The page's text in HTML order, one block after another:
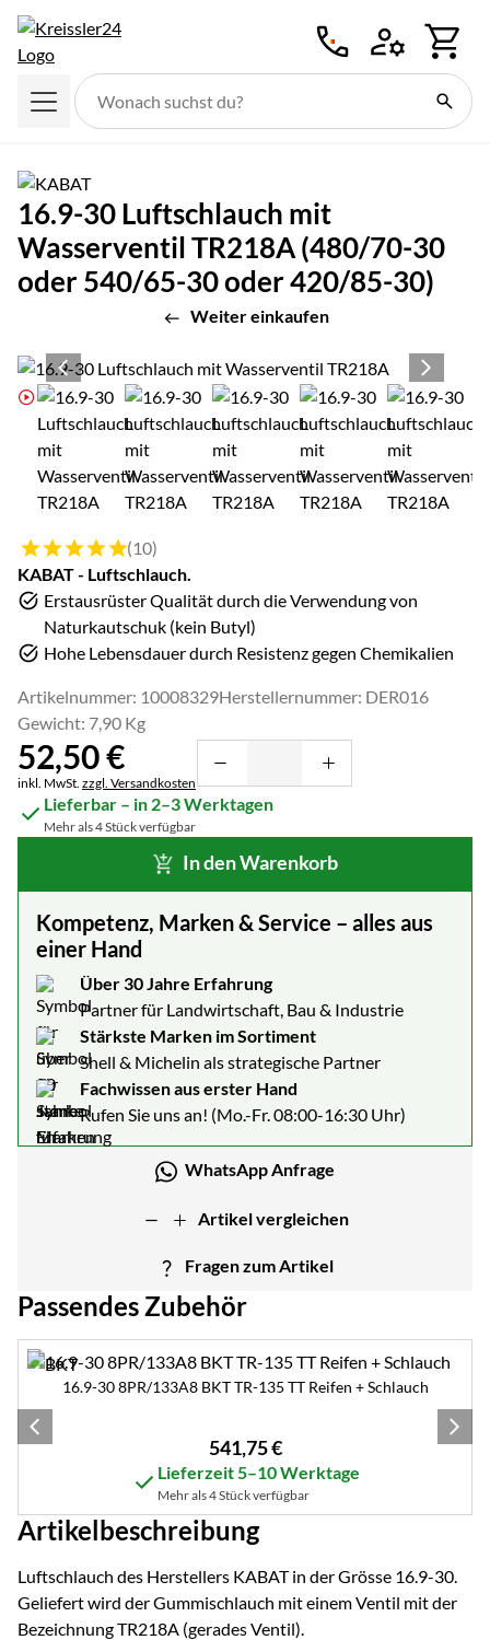
16.9-30 Luftschlauch mit
Wasserventil TR218A (480/70-30
oder 540/65-30 oder 420/85-30)
Weiter einkaufen
Produktgalerie
Zur Kaufbox springen
Bewertung: 5 von 5 (10 Bewertungen)
(10)
KABAT - Luftschlauch.
Erstausrüster Qualität durch die Verwendung von
Naturkautschuk (kein Butyl)
Hohe Lebensdauer durch Resistenz gegen Chemikalien
Artikelnummer: 10008329Herstellernummer: DER016
Gewicht: 7,90 Kg
52,50€
Steuerhinweis:
inkl. MwSt. zzgl. Versandkosten
Lieferbar – in 2–3 Werktagen
Mehr als 4 Stück verfügbar
In den Warenkorb
Kompetenz, Marken & Service – alles aus
einer Hand
Über 30 Jahre Erfahrung
Partner für Landwirtschaft, Bau & Industrie
Stärkste Marken im Sortiment
Shell & Michelin als strategische Partner
Fachwissen aus erster Hand
Rufen Sie uns an! (Mo.-Fr. 08:00-16:30 Uhr)
WhatsApp Anfrage
Artikel vergleichen
Fragen zum Artikel
Passendes Zubehör
Zubehör überspringen
16.9-30 8PR/133A8 BKT TR-135 TT Reifen + Schlauch
541,75€
Lieferzeit 5–10 Werktage
Mehr als 4 Stück verfügbar
Artikelbeschreibung
Luftschlauch des Herstellers KABAT in der Grösse 16.9-30.
Geliefert wird der Gummischlauch mit einem Ventil mit der
Bezeichnung TR218A (gerades Ventil).